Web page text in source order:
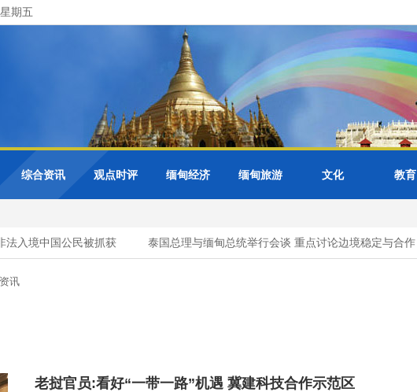
期五
综合资讯 观点时评 缅甸经济 缅甸旅游 文化 教育
境中国公民被抓获 泰国总理与缅甸总统举行会谈 重点讨论边境稳定与合作
讯
老挝官员:看好“一带一路”机遇 冀建科技合作示范区